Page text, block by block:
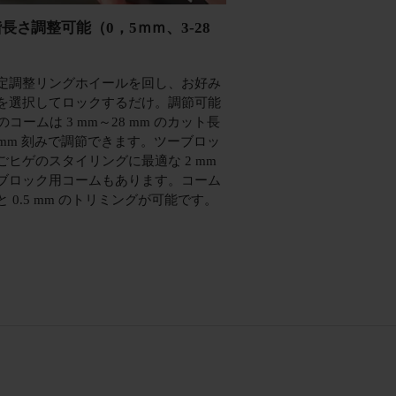
さ調整可能（0，5ｍｍ、3-28
調整リングホイールを回し、お好み
選択してロックするだけ。調節可能
コームは 3 mm～28 mm のカット長
刻みで調節できます。ツーブロッ
ヒゲのスタイリングに最適な 2 mm
ロック用コームもあります。コーム
0.5 mm のトリミングが可能です。